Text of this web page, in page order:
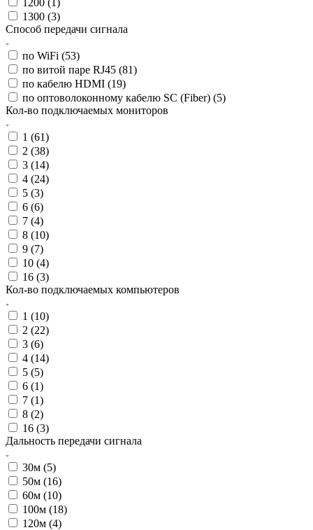
1300 (3)
Способ передачи сигнала
по WiFi (53)
по витой паре RJ45 (81)
по кабелю HDMI (19)
по оптоволоконному кабелю SC (Fiber) (5)
Кол-во подключаемых мониторов
1 (61)
2 (38)
3 (14)
4 (24)
5 (3)
6 (6)
7 (4)
8 (10)
9 (7)
10 (4)
16 (3)
Кол-во подключаемых компьютеров
1 (10)
2 (22)
3 (6)
4 (14)
5 (5)
6 (1)
7 (1)
8 (2)
16 (3)
Дальность передачи сигнала
30м (5)
50м (16)
60м (10)
100м (18)
120м (4)